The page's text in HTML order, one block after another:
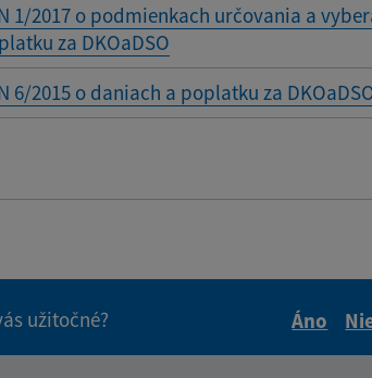
1/2017 o podmienkach určovania a
za DKOaDSO
6/2015 o daniach a poplatku za
užitočné?
Áno